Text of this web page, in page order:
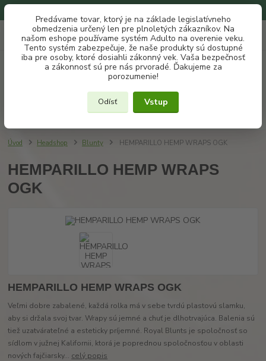
Predávame tovar, ktorý je na základe legislatívneho
obmedzenia určený len pre plnoletých zákazníkov. Na
našom eshope používame systém Adulto na overenie veku.
Tento systém zabezpečuje, že naše produkty sú dostupné
iba pre osoby, ktoré dosiahli zákonný vek. Vaša bezpečnosť
a zákonnosť sú pre nás prvoradé. Ďakujeme za
porozumenie!
Odísť Vstup
EUR
+421 907 302 607
(Po-Pia, 10 -18 hod.)
za€ 0
Úvod Headshop Blunty HEMPARILLO HEMP WRAPS OGK
HEMPARILLO HEMP WRAPS
OGK
HEMPARILLO HEMP WRAPS OGK
Veľmi dobre zabalené, každá rolka má v sebe tvrdú plastovú slamku,
aby si držala svoj tvar. Wrapy sú jemné a chuť je dlhotrvajúca. Balenia sú
tiež uzatvárateľné a esteticky príjemné. Royal Blunts je spoločnosť so
sídlom v južnej Kalifornii, ktorá je poprednou spoločnosťou v oblasti
nových fajčiarsky... celý popis